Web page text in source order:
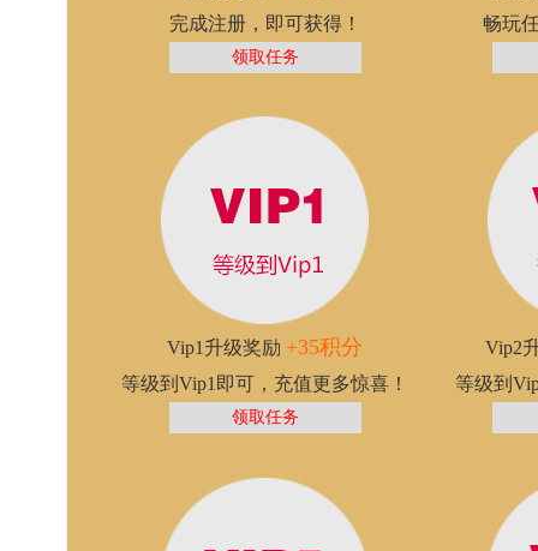
完成注册，即可获得！
领取任务
畅玩
Vip1升级奖励 +35积分
等级到Vip1即可，充值更多惊喜！
领取任务
Vip2
等级到